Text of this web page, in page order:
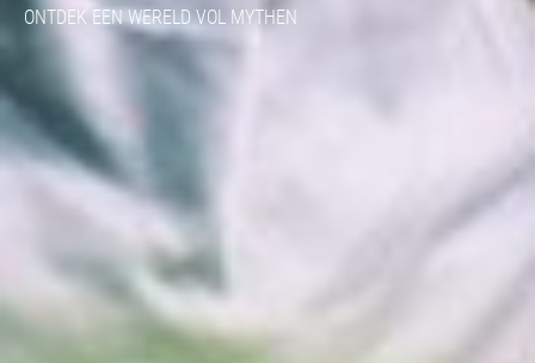
ONTDEK EEN WERELD VOL MYTHEN